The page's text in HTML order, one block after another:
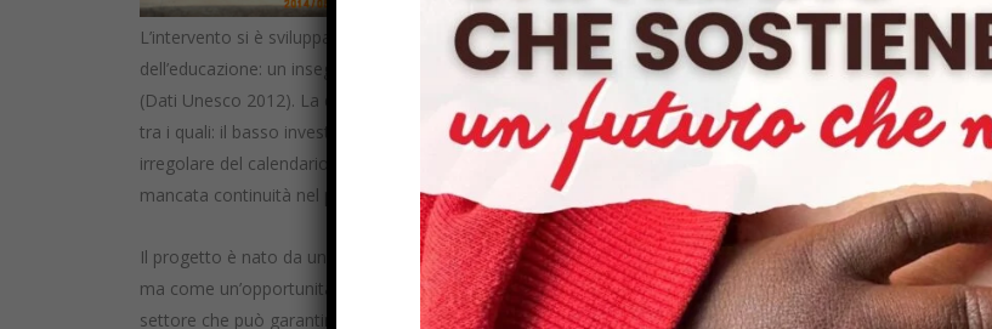
L’intervento si è sviluppato in uno dei paesi al mondo con la situazione più preoccupante sul settore
dell’educazione: un insegnante ogni 1815 bambini della classe di età corrispondente alla
scuoladell’infanzia.
(Dati Unesco 2012). La debolezza strutturale del sistema educativo ciadiano si deve a molteplici problemi,
tra i quali: il basso investimento pubblico, l’assenza di personale qualificato, la durata insufficiente e
irregolare del calendario scolastico spesso incompatibile con i tempi del calendario agricolo delle famiglie, la
mancata continuità nel pagamento dei maestri etc.
Il progetto è nato da un’esigenza reale locale che è stata accolta dalle missionarie non come un problema
ma come un’opportunità. Le missionarie di Namur hanno però deciso di dedicarsi con estrema dedizione nel
settore che può garantire un futuro a questi bambini e al loro paese: considerando l’enorme impatto che ha